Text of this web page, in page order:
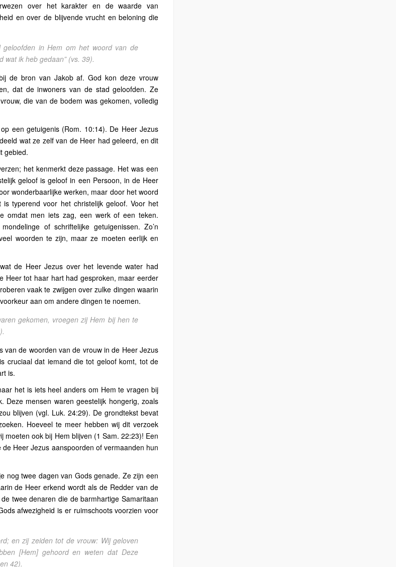
over het karakter en de waarde van
en over de blijvende vrucht en beloning die
in Hem om het woord van de
wat ik heb gedaan”(vs. 39).
de bron van Jakob af. God kon deze vrouw
dat de inwoners van de stad geloofden. Ze
die van de bodem was gekomen, volledig
een getuigenis (Rom. 10:14). De Heer Jezus
wat ze zelf van de Heer had geleerd, en dit
gebied.
het kenmerkt deze passage. Het was een
geloof is geloof in een Persoon, in de Heer
wonderbaarlijke werken, maar door het woord
typerend voor het christelijk geloof. Voor het
omdat men iets zag, een werk of een teken.
of schriftelijke getuigenissen. Zo’n
woorden te zijn, maar ze moeten eerlijk en
de Heer Jezus over het levende water had
Heer tot haar hart had gesproken, maar eerder
vaak te zwijgen over zulke dingen waarin
aan om andere dingen te noemen.
gekomen, vroegen zij Hem bij hen te
van de woorden van de vrouw in de Heer Jezus
cruciaal dat iemand die tot geloof komt, tot de
is.
het is iets heel anders om Hem te vragen bij
Deze mensen waren geestelijk hongerig, zoals
blijven (vgl. Luk. 24:29). De grondtekst bevat
Hoeveel te meer hebben wij dit verzoek
moeten ook bij Hem blijven (1 Sam. 22:23)! Een
Heer Jezus aanspoorden of vermaanden hun
nog twee dagen van Gods genade. Ze zijn een
de Heer erkend wordt als de Redder van de
twee denaren die de barmhartige Samaritaan
afwezigheid is er ruimschoots voorzien voor
en zij zeiden tot de vrouw: Wij geloven
[Hem] gehoord en weten dat Deze
42).